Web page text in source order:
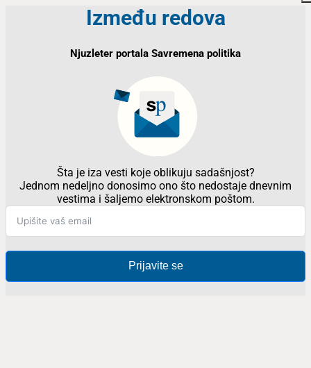
Između redova
Njuzleter portala Savremena politika
Šta je iza vesti koje oblikuju sadašnjost?
Jednom nedeljno donosimo ono što nedostaje dnevnim
vestima i šaljemo elektronskom poštom.
Prijavite se